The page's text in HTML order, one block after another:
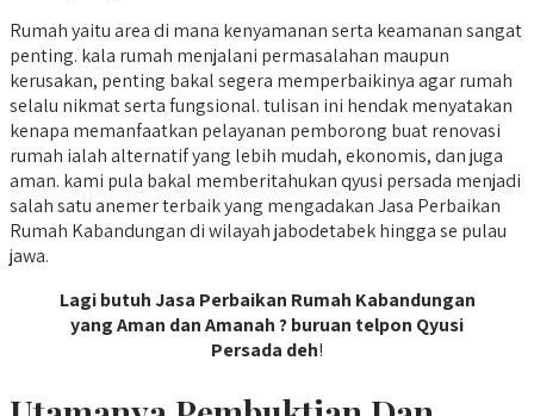
Rumah yaitu area di mana kenyamanan serta keamanan sangat
penting. kala rumah menjalani permasalahan maupun
kerusakan, penting bakal segera memperbaikinya agar rumah
selalu nikmat serta fungsional. tulisan ini hendak menyatakan
kenapa memanfaatkan pelayanan pemborong buat renovasi
rumah ialah alternatif yang lebih mudah, ekonomis, dan juga
aman. kami pula bakal memberitahukan qyusi persada menjadi
salah satu anemer terbaik yang mengadakan Jasa Perbaikan
Rumah Kabandungan di wilayah jabodetabek hingga se pulau
jawa.
Lagi butuh Jasa Perbaikan Rumah Kabandungan
yang Aman dan Amanah ? buruan telpon Qyusi
Persada deh!